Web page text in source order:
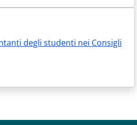
degli studenti nei Consigli